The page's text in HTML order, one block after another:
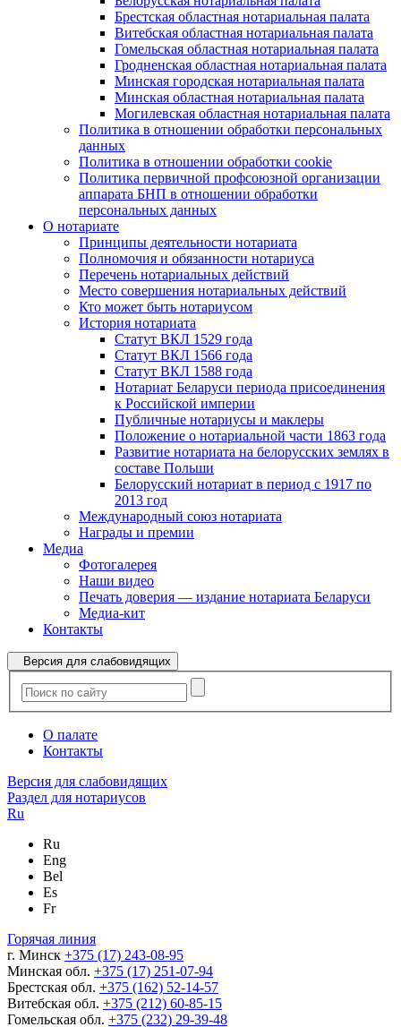
Брестская областная нотариальная палата
Витебская областная нотариальная палата
Гомельская областная нотариальная палата
Гродненская областная нотариальная палата
Минская городская нотариальная палата
Минская областная нотариальная палата
Могилевская областная нотариальная палата
Политика в отношении обработки персональных
данных
Политика в отношении обработки cookie
Политика первичной профсоюзной организации
аппарата БНП в отношении обработки
персональных данных
О нотариате
Принципы деятельности нотариата
Полномочия и обязанности нотариуса
Перечень нотариальных действий
Место совершения нотариальных действий
Кто может быть нотариусом
История нотариата
Статут ВКЛ 1529 года
Статут ВКЛ 1566 года
Статут ВКЛ 1588 года
Нотариат Беларуси периода присоединения
к Российской империи
Публичные нотариусы и маклеры
Положение о нотариальной части 1863 года
Развитие нотариата на белорусских землях в
составе Польши
Белорусский нотариат в период с 1917 по
2013 год
Международный союз нотариата
Награды и премии
Медиа
Фотогалерея
Наши видео
Печать доверия — издание нотариата Беларуси
Медиа-кит
Контакты
Версия для слабовидящих
О палате
Контакты
Версия для слабовидящих
Раздел для нотариусов
Ru
Ru
Eng
Bel
Es
Fr
Горячая линия
г. Минск +375 (17) 243-08-95
Минская обл. +375 (17) 251-07-94
Брестская обл. +375 (162) 52-14-57
Витебская обл. +375 (212) 60-85-15
Гомельская обл. +375 (232) 29-39-48